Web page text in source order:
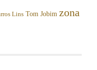
Lins Tom Jobim zona